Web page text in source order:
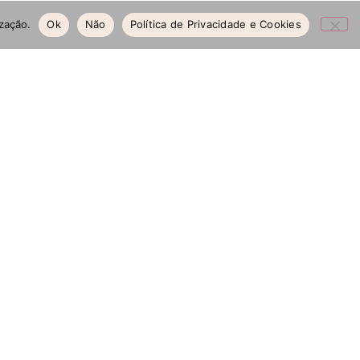
os mesmos junto da Cosmética do Norte.
de tecnologia.
Ok Não Política de Privacidade e Cookies